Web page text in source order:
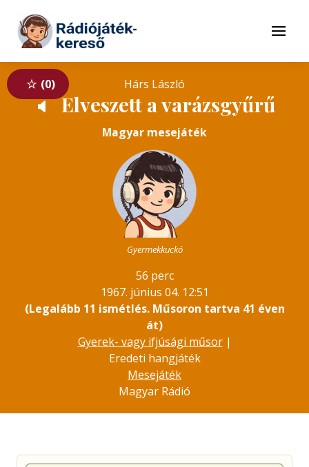
Tovább a tartalomhoz
Menü
0 Hárs László
🔈 Elveszett a varázsgyűrű
Magyar mesejáték
Gyermekkuckó
56 perc
1967. június 04. 12:51
(Legalább 11 ismétlés. Műsoron tartva 41 éven
át)
Gyerek- vagy ifjúsági műsor|
Eredeti hangjáték
Mesejáték
Magyar Rádió